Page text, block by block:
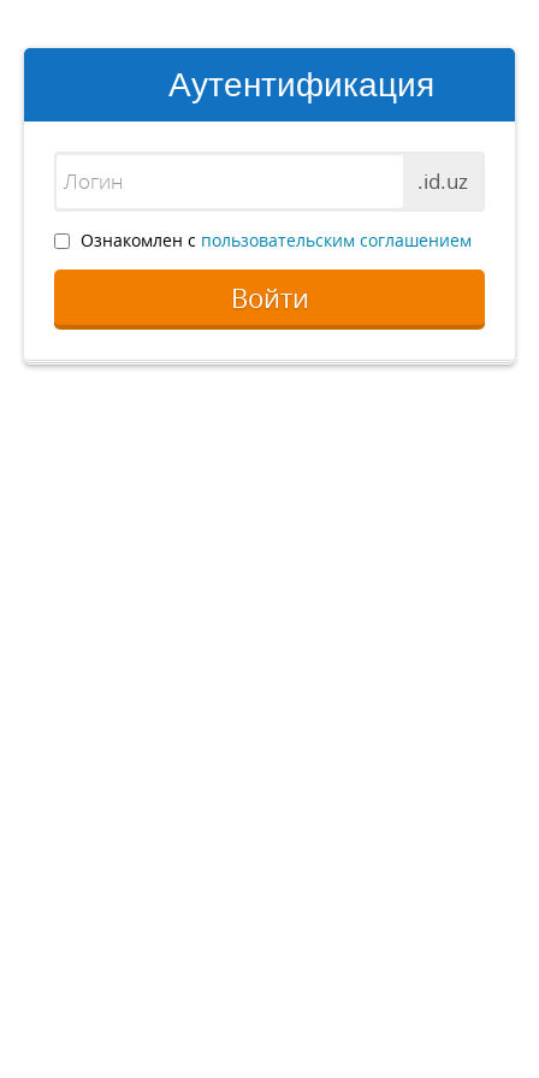
Аутентификация
.id.uz
Ознакомлен с пользовательским соглашением
Войти